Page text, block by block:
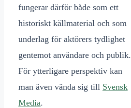
fungerar därför både som ett
historiskt källmaterial och som
underlag för aktörers tydlighet
gentemot användare och publik.
För ytterligare perspektiv kan
man även vända sig till Svensk
Media.